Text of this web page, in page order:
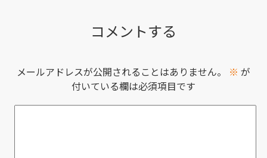
コメントする
メールアドレスが公開されることはありません。 ※ が
付いている欄は必須項目です